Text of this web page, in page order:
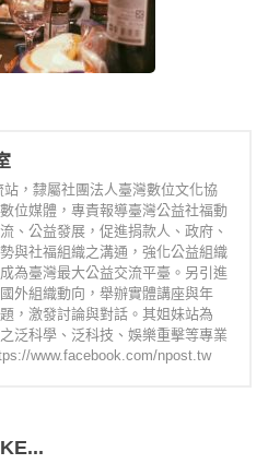
站，隸屬社團法人臺灣數位文化協
位媒體，專責報導臺灣公益社福動
、公益發展，促進捐款人、政府、
與社福組織之溝通，強化公益組織
為臺灣最大公益交流平臺。另引進
外組織動向，舉辦實體講座與年
，激發討論與對話。其姐妹站為
之泛科學、泛科技、娛樂重擊等專業
www.facebook.com/npost.tw